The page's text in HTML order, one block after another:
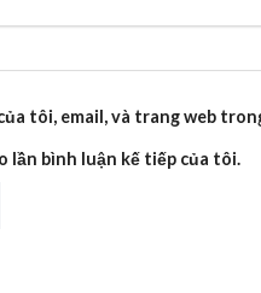
tôi, email, và trang web
lần bình luận kế tiếp của tôi.